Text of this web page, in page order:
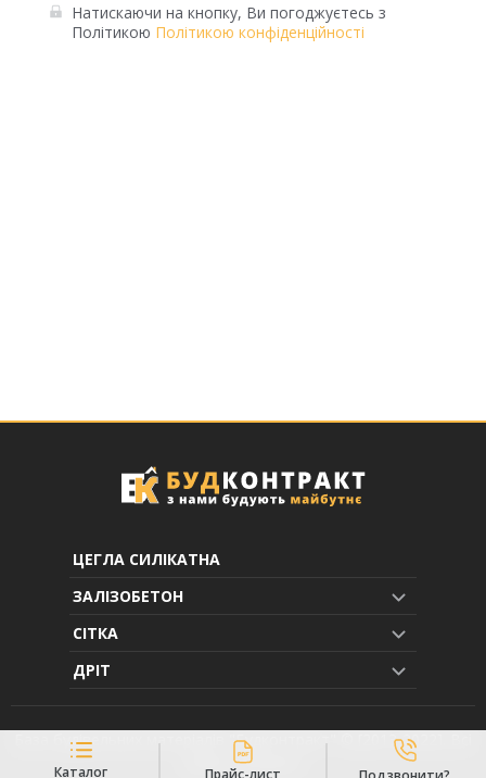
Каталог Прайс-лист
Натискаючи на кнопку, Ви погоджуєтесь з
Політикою Політикою конфіденційності
ЦЕГЛА СИЛІКАТНА
ЗАЛІЗОБЕТОН
СІТКА
ДРІТ
База будівельних матеріалів "Будконтракт" © [2013-2022]. Всі
права захищені.